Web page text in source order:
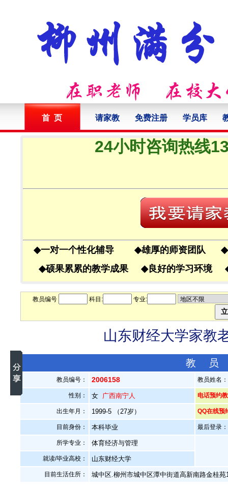
首 页 请家教 免费注册 学员库
24小时咨询热线
◆一对一个性化辅导 ◆雄厚的师资团队 ◆
◆硕果累累的教学成果 ◆良好的学习环境
教员编号 科目: 专业:
山东财经大学家教
教
教员编号： 2006158 教员姓名
性别： 女 广西南宁人 电话预约
出生年月： 1999-5 （27岁） QQ在线预
目前身份： 本科毕业 最后登录
所学专业： 体育经济与管理
就读/毕业高校： 山东财经大学
目前生活住所： 城中区.柳州市城中区潭中街道高新南路金桂